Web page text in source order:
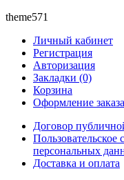
theme571
Личный кабинет
Регистрация
Авторизация
Закладки (0)
Корзина
Оформление заказа
Договор
Пользовательское
персональных
Доставка и оплата